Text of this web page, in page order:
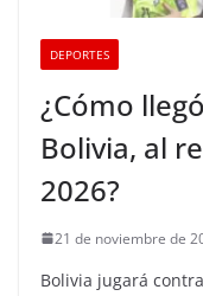
DEPORTES
¿Cómo
Bolivia, al
2026?
21 de noviembre de
Bolivia jugará